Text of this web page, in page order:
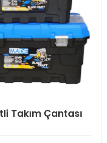
Takım Çantası